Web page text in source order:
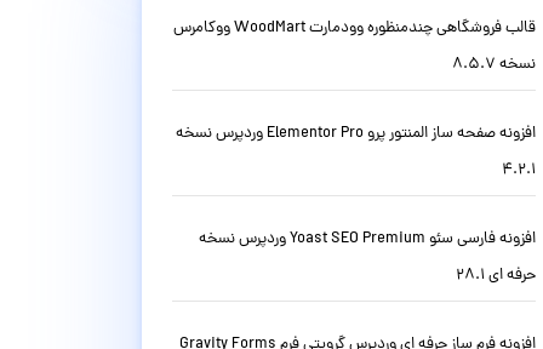
قالب فروشگاهی چندمنظوره وودمارت WoodMart ووکامرس
نسخه 8.5.7
افزونه صفحه ساز المنتور پرو Elementor Pro وردپرس نسخه
4.2.1
افزونه فارسی سئو Yoast SEO Premium وردپرس نسخه
حرفه ای 28.1